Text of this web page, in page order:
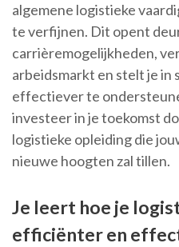
algemene logistieke
te verfijnen. Dit opent
carrièremogelijkheden,
arbeidsmarkt en stelt je in
effectiever te
investeer in je toekomst
logistieke opleiding die
nieuwe hoogten zal tillen.
Je leert hoe je
efficiënter en